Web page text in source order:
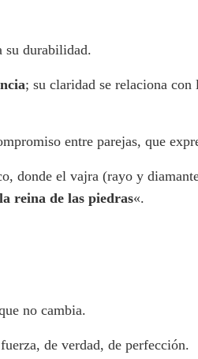
su durabilidad.
; su claridad se relaciona con
entre parejas, que
donde el vajra (rayo y
reina de las piedras«.
no cambia.
de verdad, de perfección.